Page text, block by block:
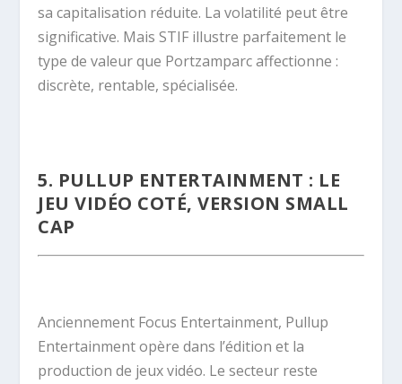
sa capitalisation réduite. La volatilité peut être
significative. Mais STIF illustre parfaitement le
type de valeur que Portzamparc affectionne :
discrète, rentable, spécialisée.
5. PULLUP ENTERTAINMENT : LE
JEU VIDÉO COTÉ, VERSION SMALL
CAP
Anciennement Focus Entertainment, Pullup
Entertainment opère dans l’édition et la
production de jeux vidéo. Le secteur reste